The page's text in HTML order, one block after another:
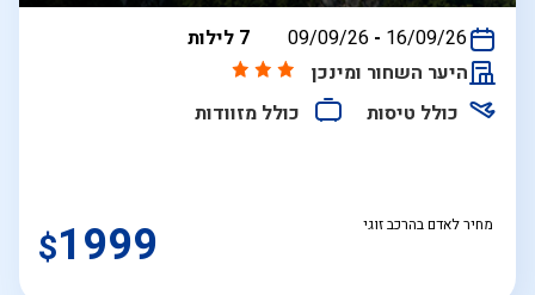
בין
09/09/26 - 16/09/26
7 לילות
היער השחור ומינכן
כולל טיסות
כולל מזוודות
מחיר לאדם בהרכב זוגי $1999